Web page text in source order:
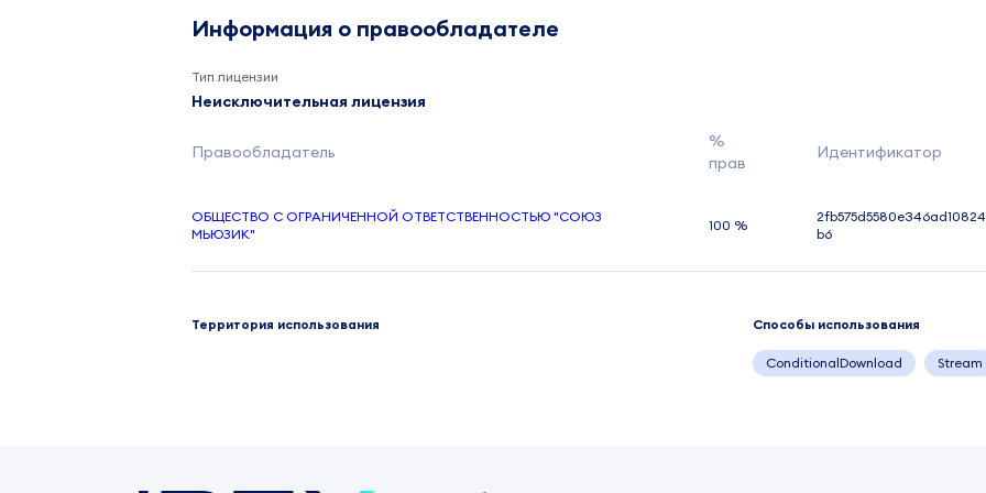
Информация о правообладателе
Тип лицензии
Неисключительная лицензия
Правообладатель
%
прав
Идентификатор
ОБЩЕСТВО С ОГРАНИЧЕННОЙ ОТВЕТСТВЕННОСТЬЮ "СОЮЗ
МЬЮЗИК"
100 %
b6
Территория использования Способы использования
ConditionalDownload Stream